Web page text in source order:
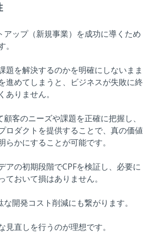
アップ（新規事業）を成功に導くため
題を解決するのかを明確にしないまま
進めてしまうと、ビジネスが失敗に終
ありません。
顧客のニーズや課題を正確に把握し、
ロダクトを提供することで、真の価値
らかにすることが可能です。
アの初期段階でCPFを検証し、必要に
ておいて損はありません。
な開発コスト削減にも繋がります。
見直しを行うのが理想です。